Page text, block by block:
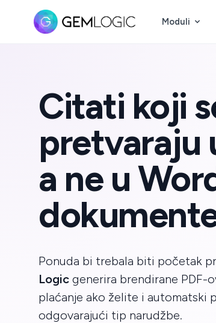
Moduli
Citati koji
pretvaraju
a ne u
Ponuda bi trebala biti početak
Logic generira brendirane PDF-
plaćanje ako želite i automatski
odgovarajući tip narudžbe.